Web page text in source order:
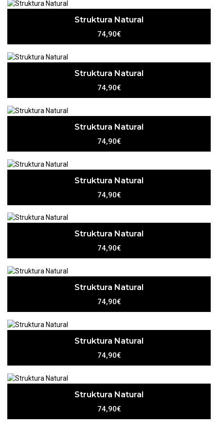
Struktura Natural
74,90€
Struktura Natural
74,90€
Struktura Natural
74,90€
Struktura Natural
74,90€
Struktura Natural
74,90€
Struktura Natural
74,90€
Struktura Natural
74,90€
Struktura Natural
74,90€